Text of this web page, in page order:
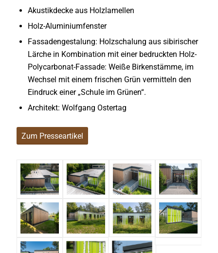
Akustikdecke aus Holzlamellen
Holz-Aluminiumfenster
Fassadengestalung: Holzschalung aus sibirischer
Lärche in Kombination mit einer bedruckten Holz-
Polycarbonat-Fassade: Weiße Birkenstämme, im
Wechsel mit einem frischen Grün vermitteln den
Eindruck einer „Schule im Grünen“.
Architekt: Wolfgang Ostertag
Zum Presseartikel